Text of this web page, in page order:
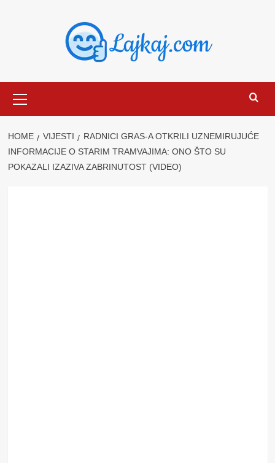
Menu
HOME VIJESTI
RADNICI GRAS-A OTKRILI UZNEMIRUJUĆE
INFORMACIJE O STARIM TRAMVAJIMA: ONO ŠTO SU
POKAZALI IZAZIVA ZABRINUTOST (VIDEO)